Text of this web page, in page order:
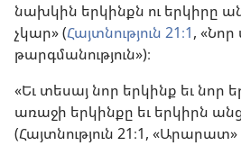
նախկին երկինքն ու երկիրը
չկար» (Հայտնություն 21։1,
թարգմանություն»)։
«Եւ տեսայ նոր երկինք եւ նոր
առաջի երկինքը եւ երկիրն
(Հայտնություն 21։1, «Արարատ»